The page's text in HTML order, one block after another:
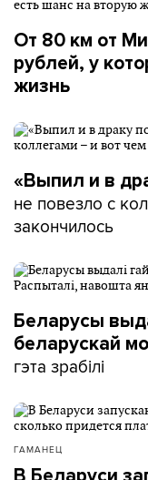
От 80 км от
рублей, у
жизнь
«Выпил и в
не повезло с
закончилось
Беларусы
беларускай
гэта зрабілі
ГАМАНЕЦ